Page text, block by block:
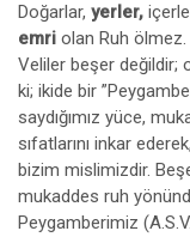
Doğarlar, yerler,
emri olan Ruh
Veliler beşer değildir;
ki; ikide bir
saydığımız yüce,
sıfatlarını inkar
bizim mislimizdir.
mukaddes ruh
Peygamberimiz